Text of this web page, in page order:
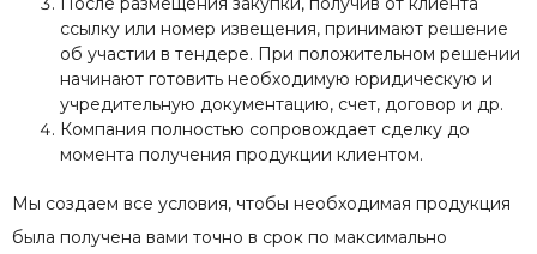
ссылку или номер извещения, принимают решение
об участии в тендере. При положительном решении
начинают готовить необходимую юридическую и
учредительную документацию, счет, договор и др.
Компания полностью сопровождает сделку до
момента получения продукции клиентом.
Мы создаем все условия, чтобы необходимая продукция
была получена вами точно в срок по максимально